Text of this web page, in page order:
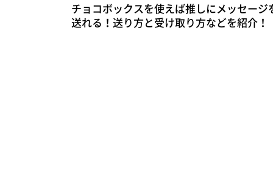
チョコボックスを使えば推しにメッセージ
送れる！送り方と受け取り方などを紹介！